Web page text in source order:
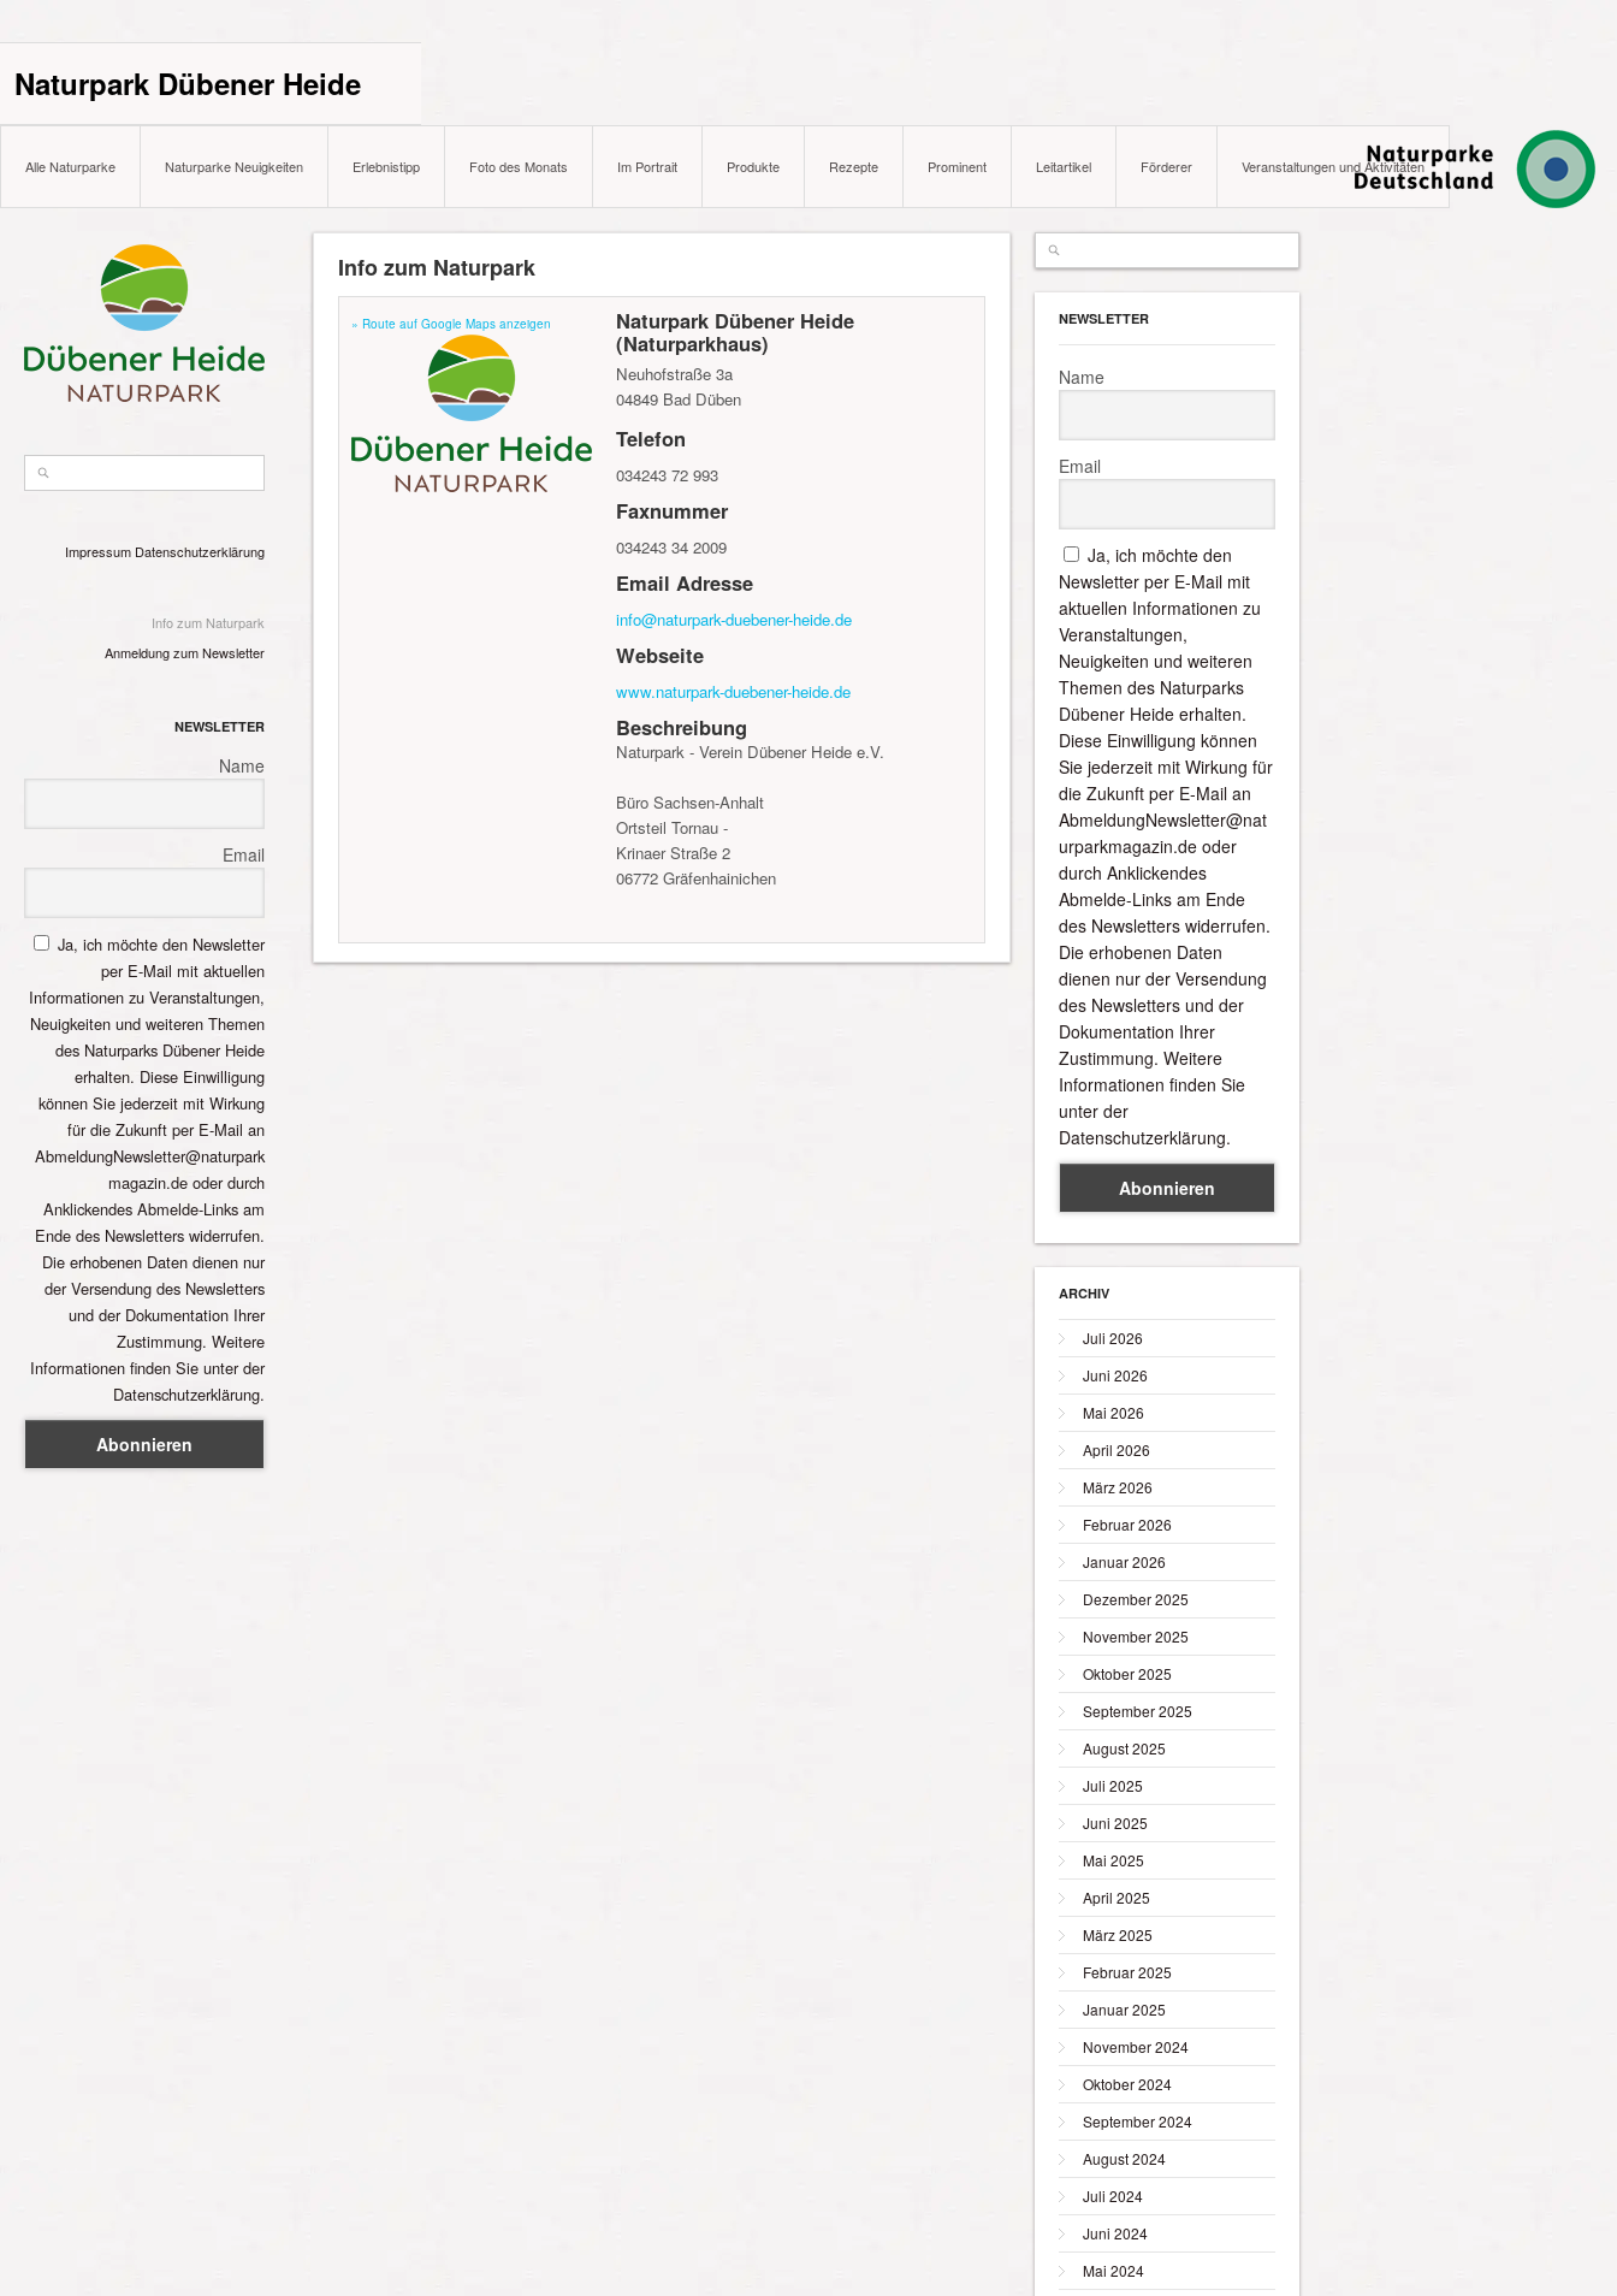
Naturpark Dübener Heide
Alle Naturparke Naturparke Neuigkeiten Erlebnistipp Foto des Monats Im Portrait Produkte Rezepte Prominent Leitartikel Förderer Veranstaltungen und Aktivitäten
Impressum Datenschutzerklärung
Info zum Naturpark
Anmeldung zum Newsletter
NEWSLETTER
Name
Email
Ja, ich möchte den Newsletter
per E-Mail mit aktuellen
Informationen zu Veranstaltungen,
Neuigkeiten und weiteren Themen
des Naturparks Dübener Heide
erhalten. Diese Einwilligung
können Sie jederzeit mit Wirkung
für die Zukunft per E-Mail an
AbmeldungNewsletter@naturpark
magazin.de oder durch
Anklickendes Abmelde-Links am
Ende des Newsletters widerrufen.
Die erhobenen Daten dienen nur
der Versendung des Newsletters
und der Dokumentation Ihrer
Zustimmung. Weitere
Informationen finden Sie unter der
Datenschutzerklärung.
Info zum Naturpark
Naturpark Dübener Heide
(Naturparkhaus)
Neuhofstraße 3a
04849 Bad Düben
Telefon
034243 72 993
Faxnummer
034243 34 2009
Email Adresse
info@naturpark-duebener-heide.de
Webseite
www.naturpark-duebener-heide.de
Beschreibung
Naturpark - Verein Dübener Heide e.V.
Büro Sachsen-Anhalt
Ortsteil Tornau -
Krinaer Straße 2
06772 Gräfenhainichen
» Route auf Google Maps anzeigen NEWSLETTER
Name
Email
Ja, ich möchte den
Newsletter per E-Mail mit
aktuellen Informationen zu
Veranstaltungen,
Neuigkeiten und weiteren
Themen des Naturparks
Dübener Heide erhalten.
Diese Einwilligung können
Sie jederzeit mit Wirkung für
die Zukunft per E-Mail an
AbmeldungNewsletter@nat
urparkmagazin.de oder
durch Anklickendes
Abmelde-Links am Ende
des Newsletters widerrufen.
Die erhobenen Daten
dienen nur der Versendung
des Newsletters und der
Dokumentation Ihrer
Zustimmung. Weitere
Informationen finden Sie
unter der
Datenschutzerklärung.
ARCHIV
Juli 2026
Juni 2026
Mai 2026
April 2026
März 2026
Februar 2026
Januar 2026
Dezember 2025
November 2025
Oktober 2025
September 2025
August 2025
Juli 2025
Juni 2025
Mai 2025
April 2025
März 2025
Februar 2025
Januar 2025
November 2024
Oktober 2024
September 2024
August 2024
Juli 2024
Juni 2024
Mai 2024